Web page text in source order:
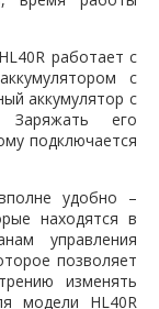
работает с
с
аккумулятор с
Заряжать его
подключается
удобно –
находятся в
управления
позволяет
изменять
модели HL40R